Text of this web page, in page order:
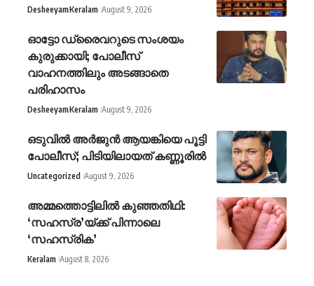
DesheeyamKeralam August 9, 2026
ഓട്ടോ ഡ്രൈവറുടെ സംശയം
കുരുക്കായി; പോലീസ്
വാഹനത്തിലും അടങ്ങാതെ
പരിഹാസം
DesheeyamKeralam August 9, 2026
ഒടുവിൽ അർജുൻ ആയങ്കിയെ പൂട്ടി
പോലീസ്; പിടിയിലായത് കണ്ണൂരിൽ
Uncategorized August 9, 2026
അമ്മത്തൊട്ടിലിൽ കുഞ്ഞതിഥി:
‘സഹസ്ര’യ്ക്ക് പിന്നാലെ
‘സഹസ്രിക’
Keralam August 8, 2026